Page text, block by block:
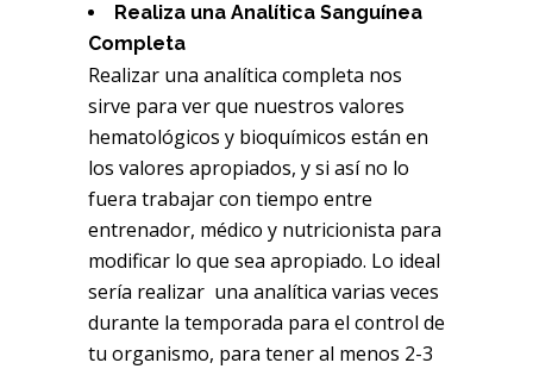
Realiza una Analítica Sanguínea
Completa
Realizar una analítica completa nos
sirve para ver que nuestros valores
hematológicos y bioquímicos están en
los valores apropiados, y si así no lo
fuera trabajar con tiempo entre
entrenador, médico y nutricionista para
modificar lo que sea apropiado. Lo ideal
sería realizar una analítica varias veces
durante la temporada para el control de
tu organismo, para tener al menos 2-3